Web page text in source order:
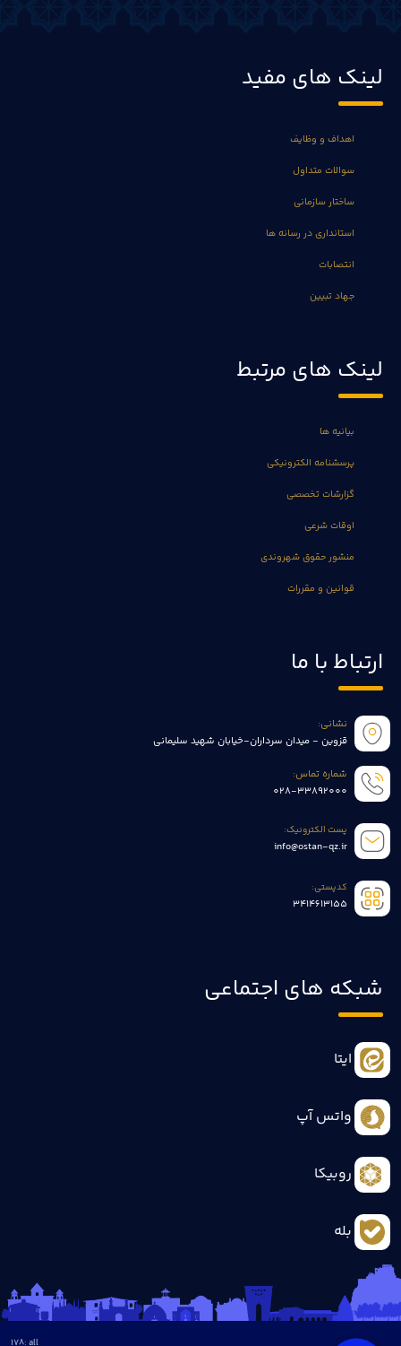
لینک های مفید
اهداف و وظایف
سوالات متداول
ساختار سازمانی
استانداری در رسانه ها
انتصابات
جهاد تبیین
لینک های مرتبط
بیانیه ها
پرسشنامه الکترونیکی
گزارشات تخصصی
اوقات شرعی
منشور حقوق شهروندی
قوانین و مقررات
ارتباط با ما
نشانی:
قزوین - میدان سرداران-خیابان شهید سلیمانی
شماره تماس:
028-33892000
پست الکترونیک:
info@ostan-qz.ir
کدپستی:
3414613155
شبکه های اجتماعی
ایتا
واتس آپ
روبیکا
بله